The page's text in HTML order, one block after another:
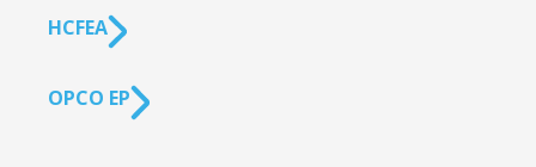
HCFEA
OPCO EP